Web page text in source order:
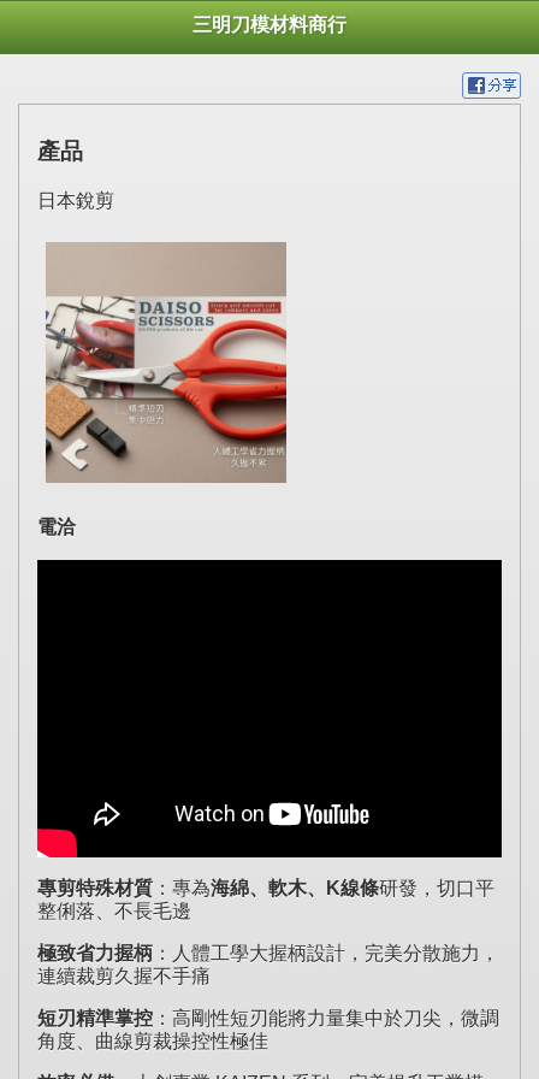
三明刀模材料商行
產品
日本銳剪
電洽
專剪特殊材質 ：專為海綿、軟木、K線條研發，切口平
整俐落、不長毛邊
極致省力握柄 ：人體工學大握柄設計，完美分散施力，
連續裁剪久握不手痛
短刃精準掌控 ：高剛性短刃能將力量集中於刀尖，微調
角度、曲線剪裁操控性極佳